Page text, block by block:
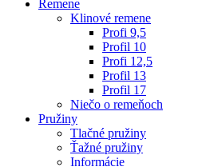
Remene
Klinové remene
Profi 9,5
Profil 10
Profi 12,5
Profil 13
Profil 17
Niečo o remeňoch
Pružiny
Tlačné pružiny
Ťažné pružiny
Informácie